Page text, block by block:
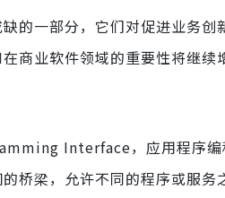
的一部分，它们对促进业务
商业软件领域的重要性将继续
Interface，应用程序编
桥梁，允许不同的程序或服